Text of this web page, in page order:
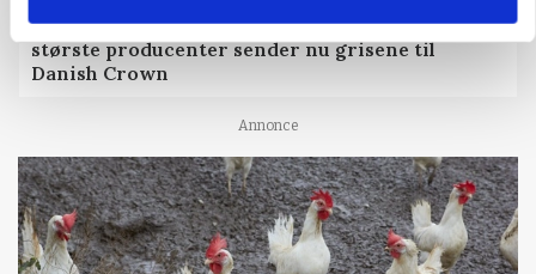
32.500 stipladser skifter slagteri: En af landets
største producenter sender nu grisene til
Danish Crown
Annonce